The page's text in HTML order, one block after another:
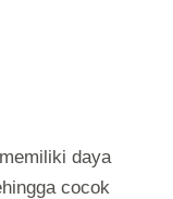
daya
cocok